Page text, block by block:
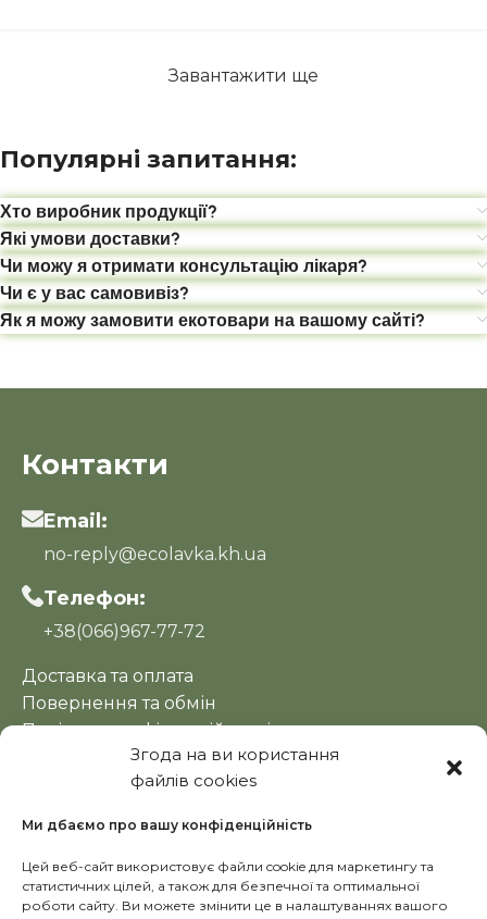
Згода на ви користання
файлів cookies
Ми дбаємо про вашу конфіденційність
Цей веб-сайт використовує файли cookie для маркетингу та
статистичних цілей, а також для безпечної та оптимальної
роботи сайту. Ви можете змінити це в налаштуваннях вашого
Завантажити ще
Популярні запитання:
Хто виробник продукції?
Які умови доставки?
Чи можу я отримати консультацію лікаря?
Чи є у вас самовивіз?
Як я можу замовити екотовари на вашому сайті?
Контакти
Email:
no-reply@ecolavka.kh.ua
Телефон:
+38(066)967-77-72
Доставка та оплата
Повернення та обмін
Політика конфіденційності